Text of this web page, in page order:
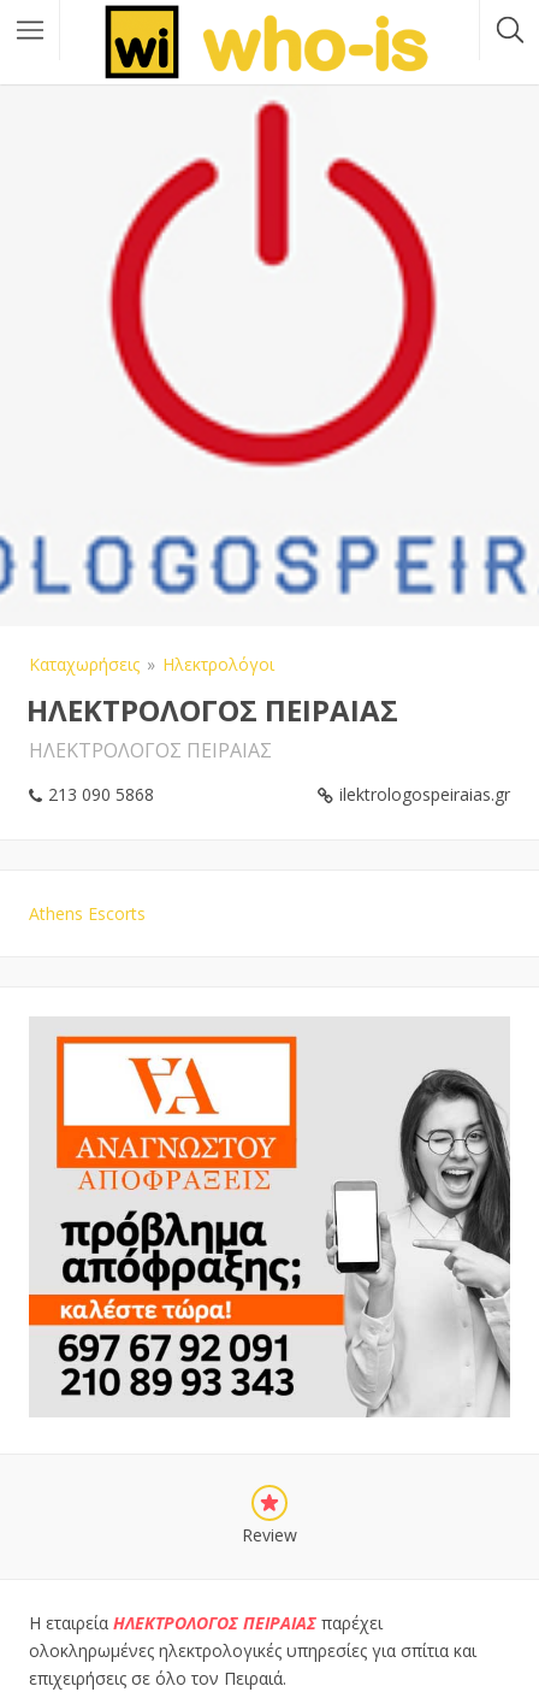
Καταχωρήσεις Ηλεκτρολόγοι
ΗΛΕΚΤΡΟΛΟΓΟΣ ΠΕΙΡΑΙΑΣ
ΗΛΕΚΤΡΟΛΟΓΟΣ ΠΕΙΡΑΙΑΣ
213 090 5868 ilektrologospeiraias.gr
Athens Escorts
Review
Η εταιρεία ΗΛΕΚΤΡΟΛΟΓΟΣ ΠΕΙΡΑΙΑΣ παρέχει
ολοκληρωμένες ηλεκτρολογικές υπηρεσίες για σπίτια και
επιχειρήσεις σε όλο τον Πειραιά.